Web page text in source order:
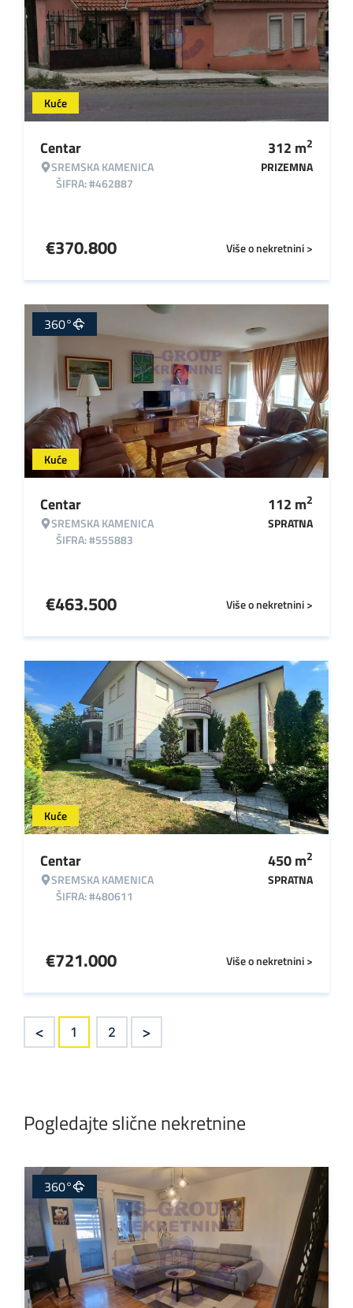
Kuće
Centar
SREMSKA KAMENICA
ŠIFRA: #462887
312 m2
PRIZEMNA
Više o nekretnini >
€370.800
Kuće
360°
Centar
SREMSKA KAMENICA
ŠIFRA: #555883
112 m2
SPRATNA
Više o nekretnini >
€463.500
Kuće
Centar
SREMSKA KAMENICA
ŠIFRA: #480611
450m2
SPRATNA
Više o nekretnini >
€721.000
< 1 2 >
Pogledajte slične nekretnine
360°